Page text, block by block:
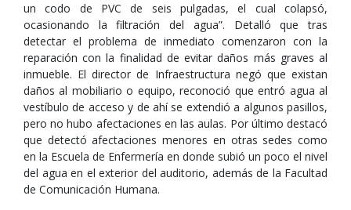
un codo de PVC de seis pulgadas, el cual colapsó,
ocasionando la filtración del agua”. Detalló que tras
detectar el problema de inmediato comenzaron con la
reparación con la finalidad de evitar daños más graves al
inmueble. El director de Infraestructura negó que existan
daños al mobiliario o equipo, reconoció que entró agua al
vestíbulo de acceso y de ahí se extendió a algunos pasillos,
pero no hubo afectaciones en las aulas. Por último destacó
que detectó afectaciones menores en otras sedes como
en la Escuela de Enfermería en donde subió un poco el nivel
del agua en el exterior del auditorio, además de la Facultad
de Comunicación Humana.